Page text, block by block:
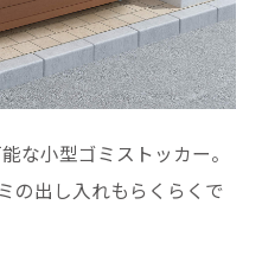
な小型ゴミストッカー。
の出し入れもらくらくで